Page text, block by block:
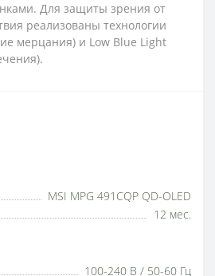
Для защиты зрения от
реализованы технологии
мерцания) и Low Blue Light
MSI MPG 491CQP QD-OLED
12 мес.
100-240 В / 50-60 Гц